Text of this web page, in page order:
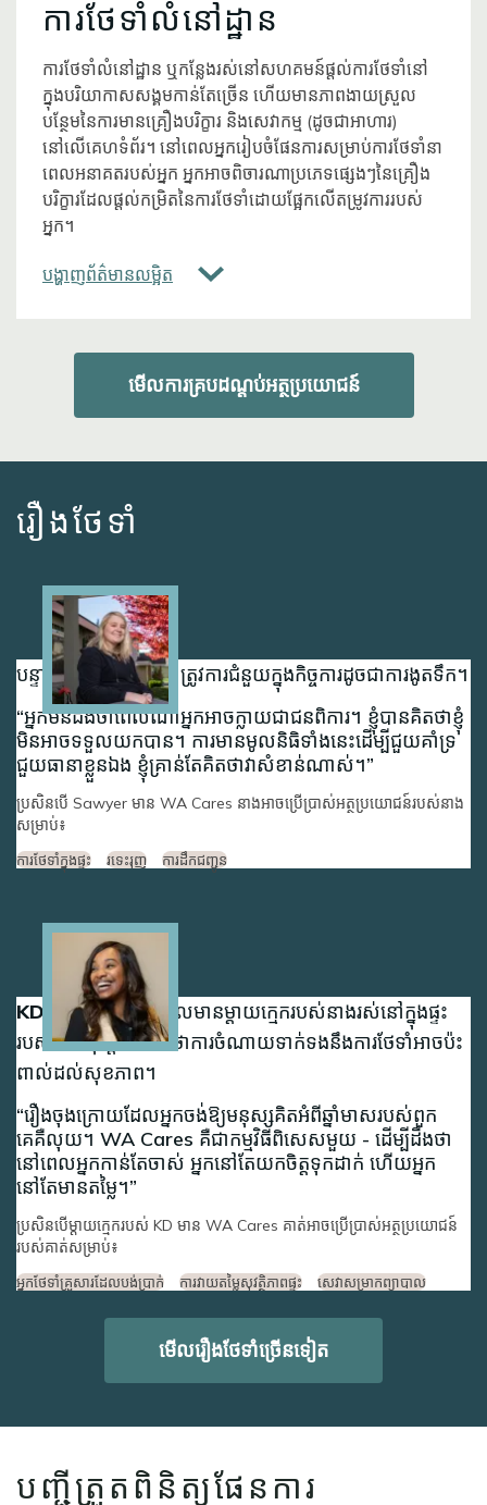
ការថែទាំលំនៅដ្ឋាន
ការថែទាំលំនៅដ្ឋាន ឬកន្លែងរស់នៅសហគមន៍ផ្តល់ការថែទាំនៅ
ក្នុងបរិយាកាសសង្គមកាន់តែច្រើន ហើយមានភាពងាយស្រួល
បន្ថែមនៃការមានគ្រឿងបរិក្ខារ និងសេវាកម្ម (ដូចជាអាហារ)
នៅលើគេហទំព័រ។ នៅពេលអ្នករៀបចំផែនការសម្រាប់ការថែទាំនា
ពេលអនាគតរបស់អ្នក អ្នកអាចពិចារណាប្រភេទផ្សេងៗនៃគ្រឿង
បរិក្ខារដែលផ្តល់កម្រិតនៃការថែទាំដោយផ្អែកលើតម្រូវការរបស់
អ្នក។
បង្ហាញព័ត៌មានលម្អិត
មើលការគ្របដណ្តប់អត្ថប្រយោជន៍
រឿងថែទាំ
បន្ទាប់ពីខ្វិន Sawyer ត្រូវការជំនួយក្នុងកិច្ចការដូចជាការងូតទឹក។
អ្នកមិនដឹងថាពេលណាអ្នកអាចក្លាយជាជនពិការ។ ខ្ញុំ​បាន​គិត​ថា​ខ្ញុំ​
មិន​អាច​ទទួល​យក​បាន។ ការ​មាន​មូលនិធិ​ទាំង​នេះ​ដើម្បី​ជួយ​គាំទ្រ
ជួយ​ធានា​ខ្លួន​ឯង ខ្ញុំ​គ្រាន់​តែ​គិត​ថា​វា​សំខាន់​ណាស់។
ប្រសិនបើ Sawyer មាន WA Cares នាងអាចប្រើប្រាស់អត្ថប្រយោជន៍របស់នាង
សម្រាប់៖
ការថែទាំក្នុងផ្ទះ រទេះរុញ ការដឹកជញ្ជូន
Image
KD មានអំណរគុណដែលមានម្តាយក្មេករបស់នាងរស់នៅក្នុងផ្ទះ
របស់នាង ប៉ុន្តែនិយាយថាការចំណាយទាក់ទងនឹងការថែទាំអាចប៉ះ
ពាល់ដល់សុខភាព។
រឿងចុងក្រោយដែលអ្នកចង់ឱ្យមនុស្សគិតអំពីឆ្នាំមាសរបស់ពួក
គេគឺលុយ។ WA Cares គឺជាកម្មវិធីពិសេសមួយ - ដើម្បីដឹងថា
នៅពេលអ្នកកាន់តែចាស់ អ្នកនៅតែយកចិត្តទុកដាក់ ហើយអ្នក
នៅតែមានតម្លៃ។
ប្រសិនបើម្តាយក្មេករបស់ KD មាន WA Cares គាត់អាចប្រើប្រាស់អត្ថប្រយោជន៍
របស់គាត់សម្រាប់៖
អ្នកថែទាំគ្រួសារដែលបង់ប្រាក់ ការវាយតម្លៃសុវត្ថិភាពផ្ទះ សេវាសម្រាកព្យាបាល
Image
មើលរឿងថែទាំច្រើនទៀត
បញ្ជីត្រួតពិនិត្យផែនការ